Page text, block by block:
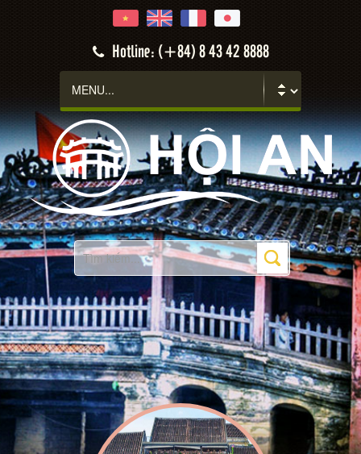
Hotline: (+84) 8 43 42 8888